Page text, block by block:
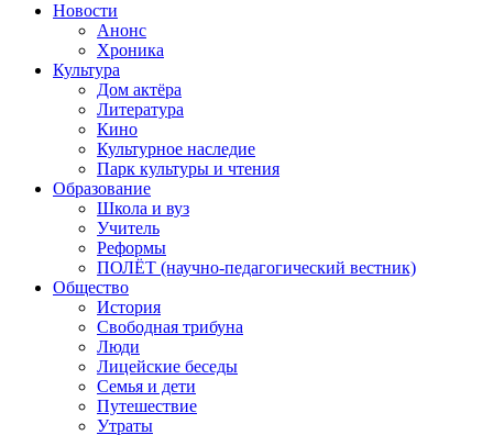
Новости
Анонс
Хроника
Культура
Дом актёра
Литература
Кино
Культурное наследие
Парк культуры и чтения
Образование
Школа и вуз
Учитель
Реформы
ПОЛЁТ (научно-педагогический вестник)
Общество
История
Свободная трибуна
Люди
Лицейские беседы
Семья и дети
Путешествие
Утраты